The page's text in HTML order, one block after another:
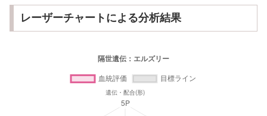
レーザーチャートによる分析結果